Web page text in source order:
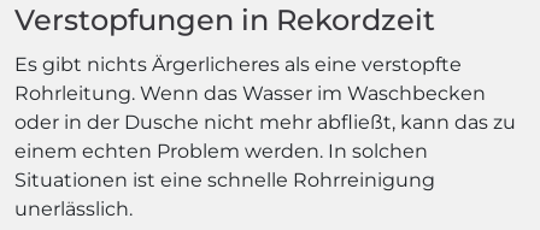
Verstopfungen in Rekordzeit
Es gibt nichts Ärgerlicheres als eine verstopfte
Rohrleitung. Wenn das Wasser im Waschbecken
oder in der Dusche nicht mehr abfließt, kann das zu
einem echten Problem werden. In solchen
Situationen ist eine schnelle Rohrreinigung
unerlässlich.